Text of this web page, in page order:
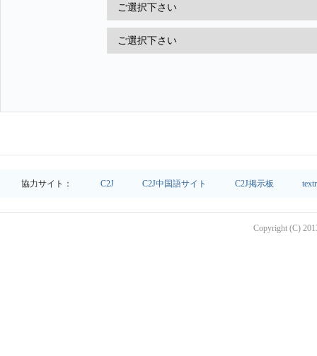
協力サイト： C2J C2J中国語サイト C2J掲示板
Copyright (C)